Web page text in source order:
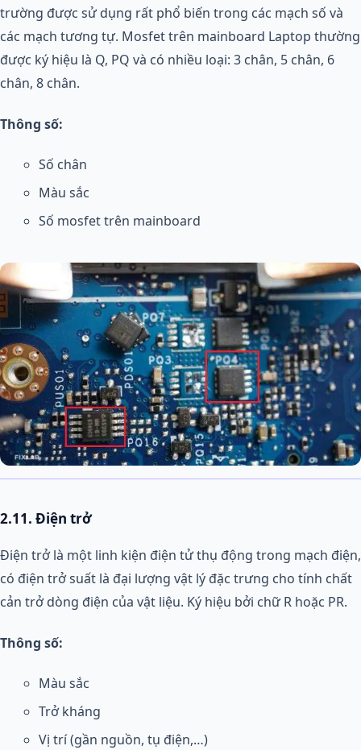
trường được sử dụng rất phổ biến trong các mạch số và
các mạch tương tự. Mosfet trên mainboard Laptop thường
được ký hiệu là Q, PQ và có nhiều loại: 3 chân, 5 chân, 6
chân, 8 chân.
Thông số:
Số chân
Màu sắc
Số mosfet trên mainboard
2.11. Điện trở
Điện trở là một linh kiện điện tử thụ động trong mạch điện,
có điện trở suất là đại lượng vật lý đặc trưng cho tính chất
cản trở dòng điện của vật liệu. Ký hiệu bởi chữ R hoặc PR.
Thông số:
Màu sắc
Trở kháng
Vị trí (gần nguồn, tụ điện,…)